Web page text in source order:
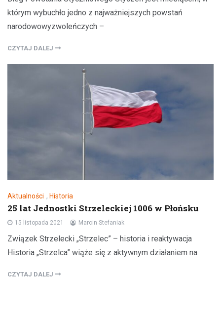
którym wybuchło jedno z najważniejszych powstań
narodowowyzwoleńczych –
CZYTAJ DALEJ
Aktualności , Historia
25 lat Jednostki Strzeleckiej 1006 w Płońsku
15 listopada 2021 Marcin Stefaniak
Związek Strzelecki „Strzelec” – historia i reaktywacja
Historia „Strzelca” wiąże się z aktywnym działaniem na
CZYTAJ DALEJ